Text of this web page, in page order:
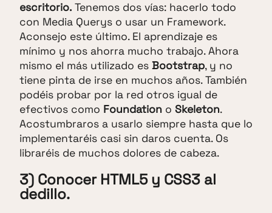
escritorio. Tenemos dos vías: hacerlo todo
con Media Querys o usar un Framework.
Aconsejo este último. El aprendizaje es
mínimo y nos ahorra mucho trabajo. Ahora
mismo el más utilizado es Bootstrap, y no
tiene pinta de irse en muchos años. También
podéis probar por la red otros igual de
efectivos como Foundation o Skeleton.
Acostumbraros a usarlo siempre hasta que lo
implementaréis casi sin daros cuenta. Os
libraréis de muchos dolores de cabeza.
3) Conocer HTML5 y CSS3 al
dedillo.